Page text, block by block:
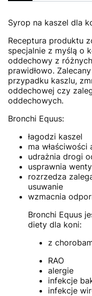
Syrop na kaszel dla
Receptura produktu
specjalnie z myślą o
oddechowy z
prawidłowo.
przypadku kaszlu,
oddechowej czy
oddechowych.
Bronchi Equus:
łagodzi kaszel
ma
udrażnia drogi
usprawnia
rozrzedza
usuwanie
wzmacnia
Bronchi Equus
diety dla koni:
z
RAO
alergie
infekcje
infekcje